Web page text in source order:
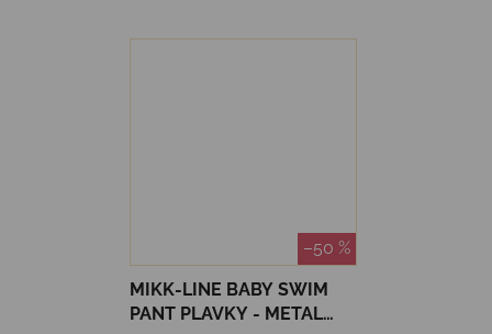
–50 %
MIKK-LINE BABY SWIM
PANT PLAVKY - METAL